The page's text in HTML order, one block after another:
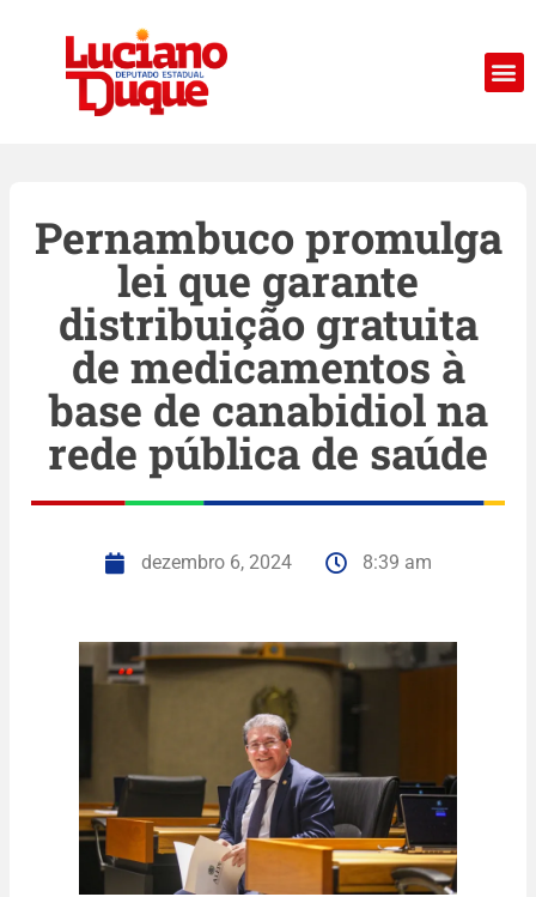
Pernambuco promulga
lei que garante
distribuição gratuita
de medicamentos à
base de canabidiol na
rede pública de saúde
dezembro 6, 2024 8:39 am